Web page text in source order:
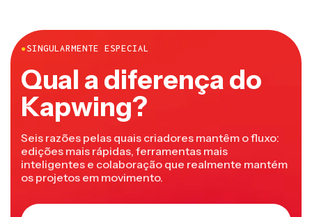
●SINGULARMENTE ESPECIAL
Qual a diferença do
Kapwing?
Seis razões pelas quais criadores mantêm o fluxo:
edições mais rápidas, ferramentas mais
inteligentes e colaboração que realmente mantém
os projetos em movimento.